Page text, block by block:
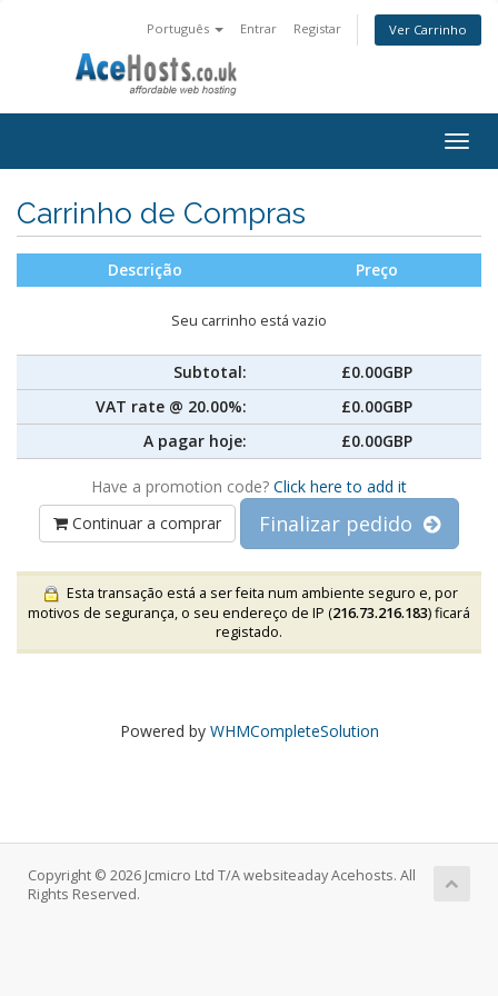
Português Entrar Registar Ver Carrinho
Carrinho de Compras
Descrição Preço
Seu carrinho está vazio
Subtotal:
£0.00GBP
VAT rate @ 20.00%:
£0.00GBP
A pagar hoje:
£0.00GBP
Have a promotion code? Click here to add it
Continuar a comprar
Finalizar pedido
Esta transação está a ser feita num ambiente seguro e, por
motivos de segurança, o seu endereço de IP (216.73.216.183) ficará
registado.
Powered by WHMCompleteSolution
Copyright © 2026 Jcmicro Ltd T/A websiteaday Acehosts. All
Rights Reserved.